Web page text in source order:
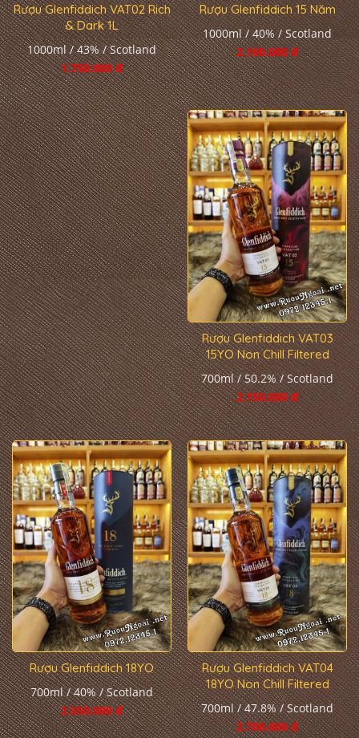
Rượu Glenfiddich VAT02 Rich
& Dark 1L
1000ml / 43% / Scotland
1.750.000 đ
Rượu Glenfiddich 15 Năm
1000ml / 40% / Scotland
2.100.000 đ
Rượu Glenfiddich VAT03
15YO Non Chill Filtered
700ml / 50.2% / Scotland
2.150.000 đ
Rượu Glenfiddich 18YO
700ml / 40% / Scotland
2.550.000 đ
Rượu Glenfiddich VAT04
18YO Non Chill Filtered
700ml / 47.8% / Scotland
2.700.000 đ